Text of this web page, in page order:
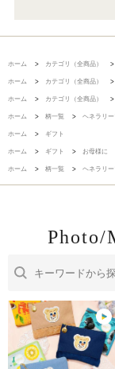
ホーム > カテゴリ（全商品） >
ホーム > カテゴリ（全商品） >
ホーム > カテゴリ（全商品） >
ホーム > 柄一覧 > ヘネラリー
ホーム > ギフト
ホーム > ギフト > お母様に
ホーム > 柄一覧 > ヘネラリー
Photo/